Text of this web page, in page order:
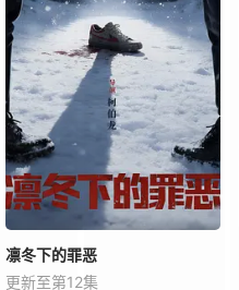
凛冬下的罪恶
更新至第12集